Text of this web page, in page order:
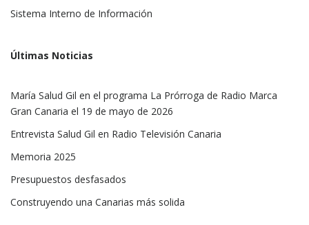
Sistema Interno de Información
Últimas Noticias
María Salud Gil en el programa La Prórroga de Radio Marca
Gran Canaria el 19 de mayo de 2026
Entrevista Salud Gil en Radio Televisión Canaria
Memoria 2025
Presupuestos desfasados
Construyendo una Canarias más solida